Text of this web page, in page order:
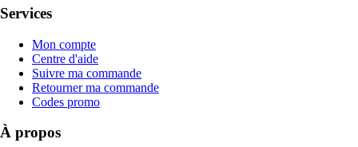
Services
Mon compte
Centre d'aide
Suivre ma commande
Retourner ma commande
Codes promo
À propos